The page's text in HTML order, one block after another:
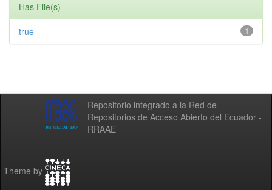
Has File(s)
1
true
Repositorio integrado a la Red de
Repositorios de Acceso Abierto del Ecuador -
RRAAE
Theme by